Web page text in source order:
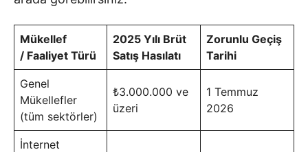
Mükellef
/ Faaliyet Türü
2025 Yılı Brüt
Satış Hasılatı
Zorunlu Geçiş
Tarihi
Genel
Mükellefler
(tüm sektörler)
₺3.000.000 ve
üzeri
1 Temmuz
2026
İnternet